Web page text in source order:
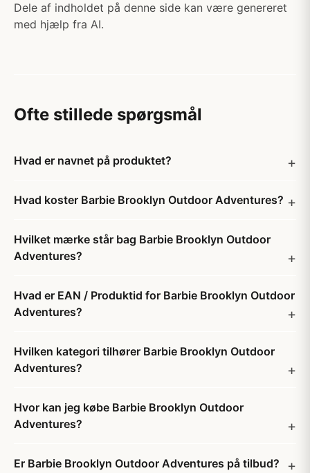
Dele af indholdet på denne side kan være genereret
med hjælp fra AI.
Ofte stillede spørgsmål
Hvad er navnet på produktet?
Hvad koster Barbie Brooklyn Outdoor Adventures?
Hvilket mærke står bag Barbie Brooklyn Outdoor
Adventures?
Hvad er EAN / Produktid for Barbie Brooklyn Outdoor
Adventures?
Hvilken kategori tilhører Barbie Brooklyn Outdoor
Adventures?
Hvor kan jeg købe Barbie Brooklyn Outdoor
Adventures?
Er Barbie Brooklyn Outdoor Adventures på tilbud?